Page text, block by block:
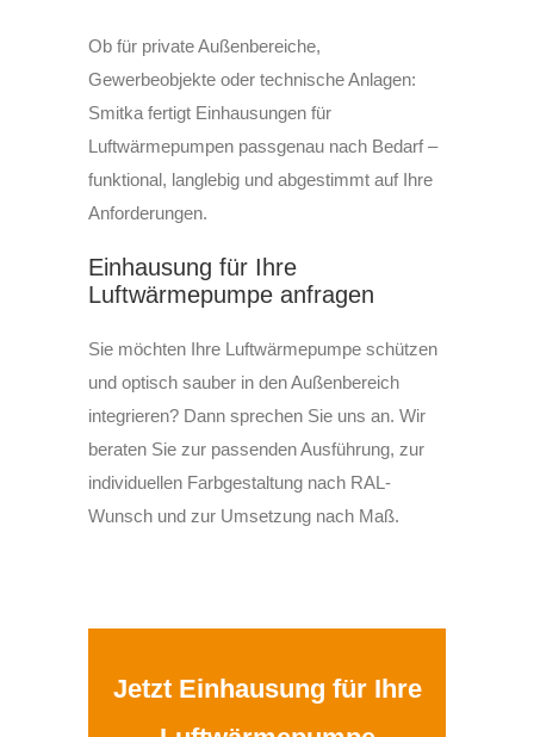
Ob für private Außenbereiche,
Gewerbeobjekte oder technische Anlagen:
Smitka fertigt Einhausungen für
Luftwärmepumpen passgenau nach Bedarf –
funktional, langlebig und abgestimmt auf Ihre
Anforderungen.
Einhausung für Ihre
Luftwärmepumpe anfragen
Sie möchten Ihre Luftwärmepumpe schützen
und optisch sauber in den Außenbereich
integrieren? Dann sprechen Sie uns an. Wir
beraten Sie zur passenden Ausführung, zur
individuellen Farbgestaltung nach RAL-
Wunsch und zur Umsetzung nach Maß.
Jetzt Einhausung für Ihre